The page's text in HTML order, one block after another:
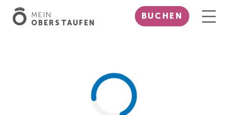
MEIN
OBERSTAUFEN
BUCHEN